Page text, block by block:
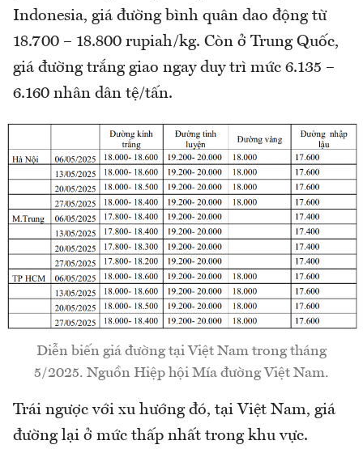
Indonesia, giá đường bình quân dao động từ
18.700 – 18.800 rupiah/kg. Còn ở Trung Quốc,
giá đường trắng giao ngay duy trì mức 6.135 –
6.160 nhân dân tệ/tấn.
Diễn biến giá đường tại Việt Nam trong tháng
5/2025. Nguồn Hiệp hội Mía đường Việt Nam.
Trái ngược với xu hướng đó, tại Việt Nam, giá
đường lại ở mức thấp nhất trong khu vực.